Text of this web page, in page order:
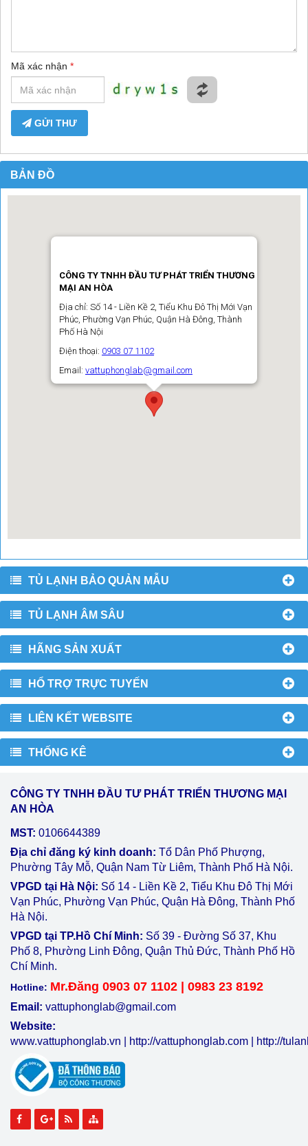
TỦ LẠNH BẢO QUẢN MẪU
TỦ LẠNH ÂM SÂU
HÃNG SẢN XUẤT
HỔ TRỢ TRỰC TUYẾN
LIÊN KẾT WEBSITE
THỐNG KÊ
Mã xác nhận *
GỬI THƯ
BẢN ĐỒ
CÔNG TY TNHH ĐẦU TƯ PHÁT TRIỂN THƯƠNG MẠI
AN HÒA
MST: 0106644389
Địa chỉ đăng ký kinh doanh: Tổ Dân Phố Phượng,
Phường Tây Mỗ, Quận Nam Từ Liêm, Thành Phố Hà Nội.
VPGD tại Hà Nội: Số 14 - Liền Kề 2, Tiểu Khu Đô Thị Mới
Vạn Phúc, Phường Vạn Phúc, Quận Hà Đông, Thành Phố
Hà Nội.
VPGD tại TP.Hồ Chí Minh: Số 39 - Đường Số 37, Khu
Phố 8, Phường Linh Đông, Quận Thủ Đức, Thành Phố Hồ
Chí Minh.
Hotline: Mr.Đăng 0903 07 1102 | 0983 23 8192
Email: vattuphonglab@gmail.com
Website:
www.vattuphonglab.vn
http://vattuphonglab.com http://